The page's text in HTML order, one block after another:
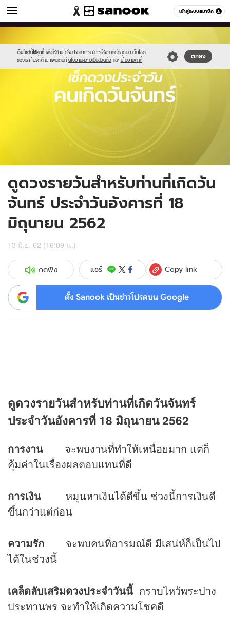
เข้าสู่ระบบสมาชิก
ดูดวง หมวดอื่นๆ
เว็บไซต์นี้ใช้คุกกี้ เพื่อให้ท่านได้รับประสบการณ์การใช้งานที่ดีที่สุดบน เว็บไซต์
ของเรา โปรดศึกษาเพิ่มเติมที่ นโยบายความเป็นส่วนตัว และ นโยบายคุกกี้
ตกลง
//s.isanook.com/sr/0/images/logo-
new-
sanook.png
//s.isanook.com/ho/0/ud/fxd/day/monday.jpg
ดูดวงรายวันสำหรับท่านที่เกิดวัน
จันทร์ ประจำวันอังคารที่ 18
มิถุนายน 2562
13 มิ.ย. 62 (16:09 น.)
กดฟัง แชร์ Copy link
ตั้ง Sanook เป็นข่าวโปรดบน Google
ดูดวงรายวันสำหรับท่านที่เกิดวันจันทร์
ประจำวันอังคารที่ 18 มิถุนายน 2562
การงาน จะพบงานที่ทำให้เหนื่อยมาก แต่ก็
คุ้มค่าในเรื่องผลตอบแทนที่ดี
การเงิน หมุนหาเงินได้ดีขึ้น ช่วงนี้การเงินดี
ขึ้นกว่าแต่ก่อน
ความรัก จะพบคนที่อารมณ์ดี มีเสน่ห์ก็เป็นไป
ได้ในช่วงนี้
เคล็ดลับเสริมดวงประจำวันนี้ กราบไหว้พระปาง
ประทานพร จะทำให้เกิดความโชคดี